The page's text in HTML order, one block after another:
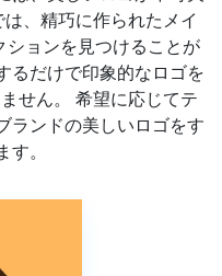
、精巧に作られたメイ
ションを見つけることが
るだけで印象的なロゴを
せん。 希望に応じてテ
ランドの美しいロゴをす
す。